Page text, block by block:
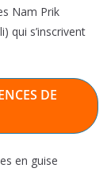
Nam Prik
qui s’inscrivent
DE
en guise